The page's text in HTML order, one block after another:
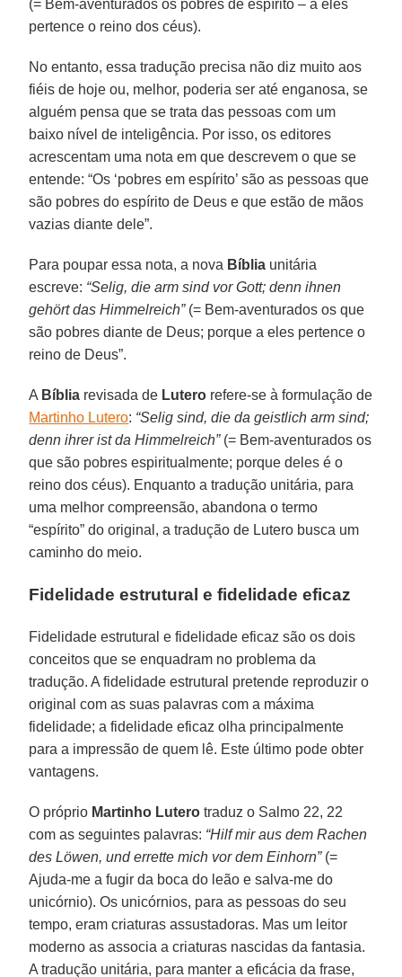
(= Bem-aventurados os pobres de espírito – a eles
pertence o reino dos céus).
No entanto, essa tradução precisa não diz muito aos
fiéis de hoje ou, melhor, poderia ser até enganosa, se
alguém pensa que se trata das pessoas com um
baixo nível de inteligência. Por isso, os editores
acrescentam uma nota em que descrevem o que se
entende: “Os ‘pobres em espírito’ são as pessoas que
são pobres do espírito de Deus e que estão de mãos
vazias diante dele”.
Para poupar essa nota, a nova Bíblia unitária
escreve: “Selig, die arm sind vor Gott; denn ihnen
gehört das Himmelreich”(= Bem-aventurados os que
são pobres diante de Deus; porque a eles pertence o
reino de Deus”.
A Bíblia revisada de Lutero refere-se à formulação de
Martinho Lutero: “Selig sind, die da geistlich arm sind;
denn ihrer ist da Himmelreich”(= Bem-aventurados os
que são pobres espiritualmente; porque deles é o
reino dos céus). Enquanto a tradução unitária, para
uma melhor compreensão, abandona o termo
“espírito” do original, a tradução de Lutero busca um
caminho do meio.
Fidelidade estrutural e fidelidade eficaz
Fidelidade estrutural e fidelidade eficaz são os dois
conceitos que se enquadram no problema da
tradução. A fidelidade estrutural pretende reproduzir o
original com as suas palavras com a máxima
fidelidade; a fidelidade eficaz olha principalmente
para a impressão de quem lê. Este último pode obter
vantagens.
O próprio Martinho Lutero traduz o Salmo 22, 22
com as seguintes palavras: “Hilf mir aus dem Rachen
des Löwen, und errette mich vor dem Einhorn”(=
Ajuda-me a fugir da boca do leão e salva-me do
unicórnio). Os unicórnios, para as pessoas do seu
tempo, eram criaturas assustadoras. Mas um leitor
moderno as associa a criaturas nascidas da fantasia.
A tradução unitária, para manter a eficácia da frase,